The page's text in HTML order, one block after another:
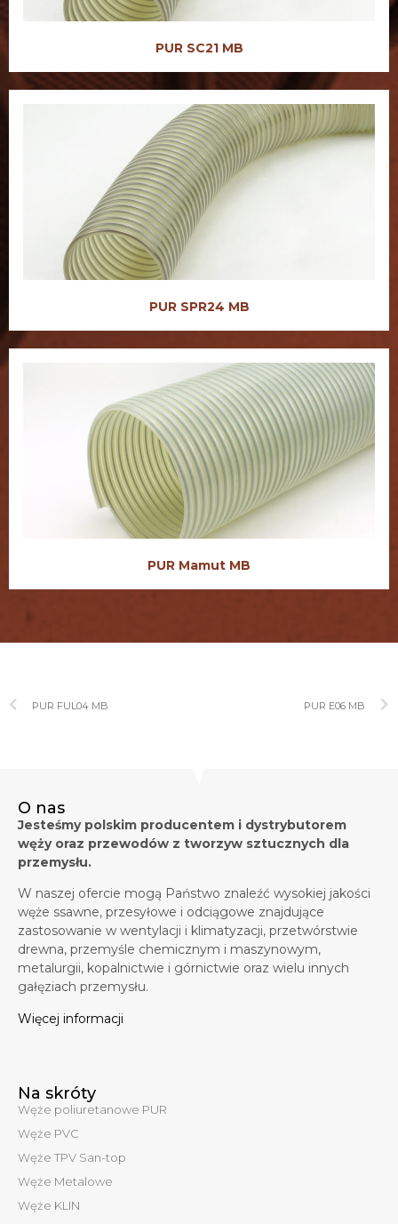
PUR SC21 MB
PUR SPR24 MB
PUR Mamut MB
PUR FUL04 MB PUR E06 MB
O nas
Jesteśmy polskim producentem i dystrybutorem
węży oraz przewodów z tworzyw sztucznych dla
przemysłu.
W naszej ofercie mogą Państwo znaleźć wysokiej jakości
węże ssawne, przesyłowe i odciągowe znajdujące
zastosowanie w wentylacji i klimatyzacji, przetwórstwie
drewna, przemyśle chemicznym i maszynowym,
metalurgii, kopalnictwie i górnictwie oraz wielu innych
gałęziach przemysłu.
Więcej informacji
Na skróty
Węże poliuretanowe PUR
Węże PVC
Węże TPV San-top
Węże Metalowe
Węże KLIN